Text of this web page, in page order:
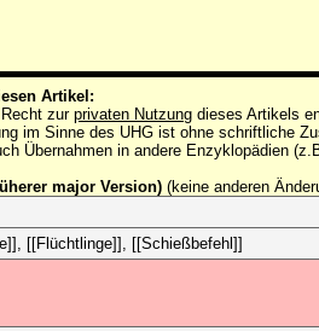
Artikel:
Recht zurprivaten Nutzung dieses Artikels
im Sinne des UHG ist ohne schriftliche
Übernahmen in andere Enzyklopädien
major Version) (keine anderen
[[Flüchtlinge]], [[Schießbefehl]]